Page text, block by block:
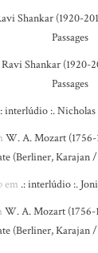
Shankar (1920-
Passages
Ravi Shankar (1920-
Passages
interlúdio :.
W. A. Mozart (1756-
(Berliner, Karajan
em .: interlúdio :.
W. A. Mozart (1756-
(Berliner, Karajan